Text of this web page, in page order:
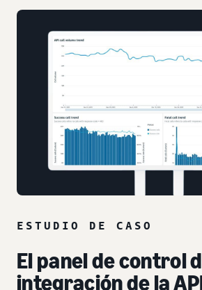
ESTUDIO DE CASO
El panel de control
integración de la